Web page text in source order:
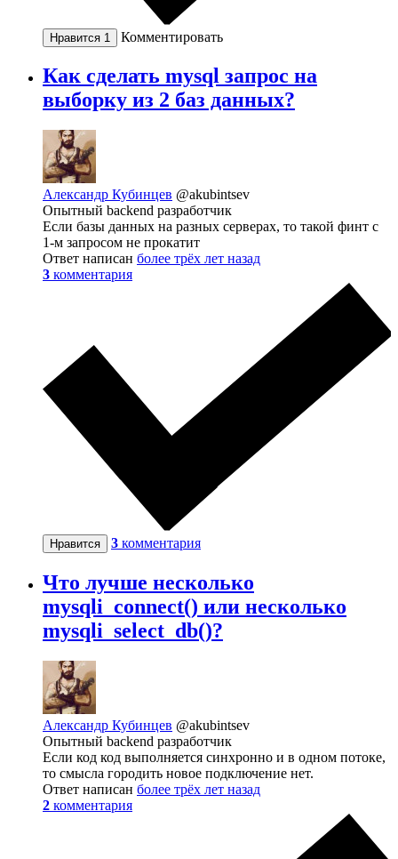
Нравится 1 Комментировать
Как сделать mysql запрос на
выборку из 2 баз данных?
Александр Кубинцев @akubintsev
Опытный backend разработчик
Если базы данных на разных серверах, то такой финт с
1-м запросом не прокатит
Ответ написан более трёх лет назад
3 комментария
Нравится 3 комментария
Что лучше несколько
mysqli_connect() или несколько
mysqli_select_db()?
Александр Кубинцев @akubintsev
Опытный backend разработчик
Если код код выполняется синхронно и в одном потоке,
то смысла городить новое подключение нет.
Ответ написан более трёх лет назад
2 комментария